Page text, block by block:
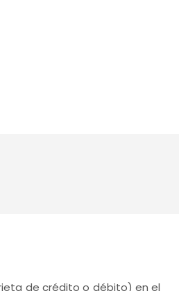
de crédito o débito) en el